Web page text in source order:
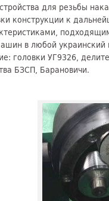
для резьбы
конструкции к
в любой украинский
головки УГ9326,
БЗСП, Барановичи.